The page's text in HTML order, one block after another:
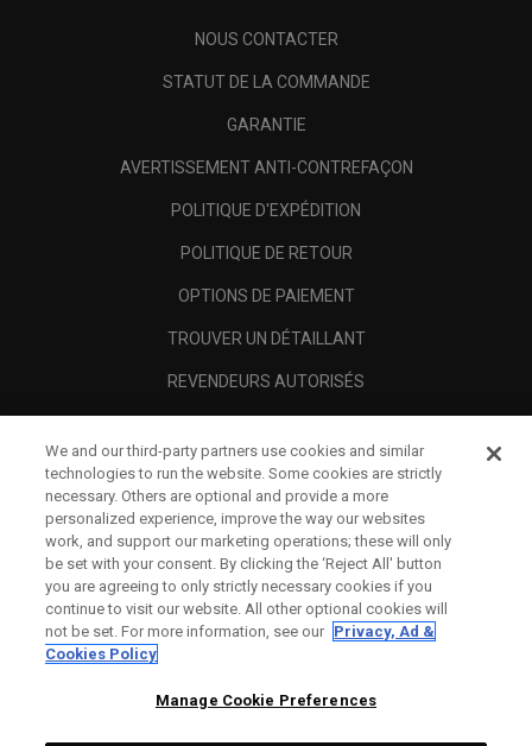
NOUS CONTACTER
STATUT DE LA COMMANDE
GARANTIE
AVERTISSEMENT ANTI-CONTREFAÇON
POLITIQUE D'EXPÉDITION
POLITIQUE DE RETOUR
OPTIONS DE PAIEMENT
TROUVER UN DÉTAILLANT
REVENDEURS AUTORISÉS
A PROPOS
MENTIONS LÉGALES
We and our third-party partners use cookies and similar
technologies to run the website. Some cookies are strictly
necessary. Others are optional and provide a more
personalized experience, improve the way our websites
work, and support our marketing operations; these will only
be set with your consent. By clicking the ‘Reject All' button
you are agreeing to only strictly necessary cookies if you
continue to visit our website. All other optional cookies will
not be set. For more information, see our Privacy, Ad &
Cookies Policy
Manage Cookie Preferences